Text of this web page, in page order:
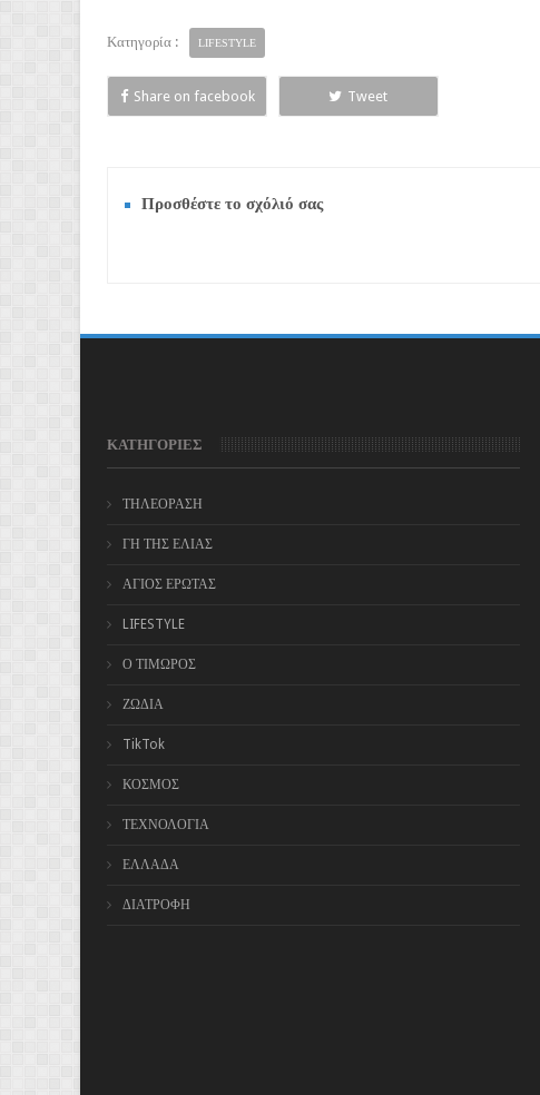
Κατηγορία : LIFESTYLE
Share on facebook Tweet
Προσθέστε το σχόλιό σας
ΚΑΤΗΓΟΡΙΕΣ
ΤΗΛΕΟΡΑΣΗ
ΓΗ ΤΗΣ ΕΛΙΑΣ
ΑΓΙΟΣ ΕΡΩΤΑΣ
LIFESTYLE
Ο ΤΙΜΩΡΟΣ
ΖΩΔΙΑ
TikTok
ΚΟΣΜΟΣ
ΤΕΧΝΟΛΟΓΙΑ
ΕΛΛΑΔΑ
ΔΙΑΤΡΟΦΗ